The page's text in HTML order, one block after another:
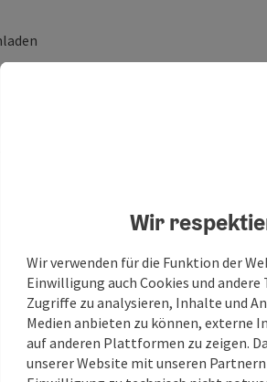
Wir
Wir verwenden für die Funktion der
Einwilligung auch Cookies und
Zugriffe zu analysieren, Inhalte und
Medien anbieten zu können, externe
auf anderen Plattformen zu zeigen.
unserer Website mit unseren